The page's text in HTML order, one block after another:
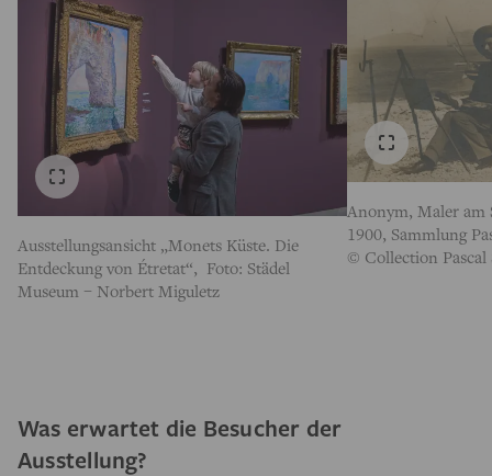
Ausstellungsansicht „Monets Küste. Die
Entdeckung von Étretat“, Foto: Städel
Museum – Norbert Miguletz
Anonym, Maler am
1900, Sammlung
© Collection Pascal
Was erwartet die Besucher der
Ausstellung?